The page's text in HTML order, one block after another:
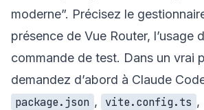
moderne”. Précisez le
présence de Vue Router, l’usage
commande de test. Dans un vrai
demandez d’abord à Claude
package.json , vite.config.ts ,